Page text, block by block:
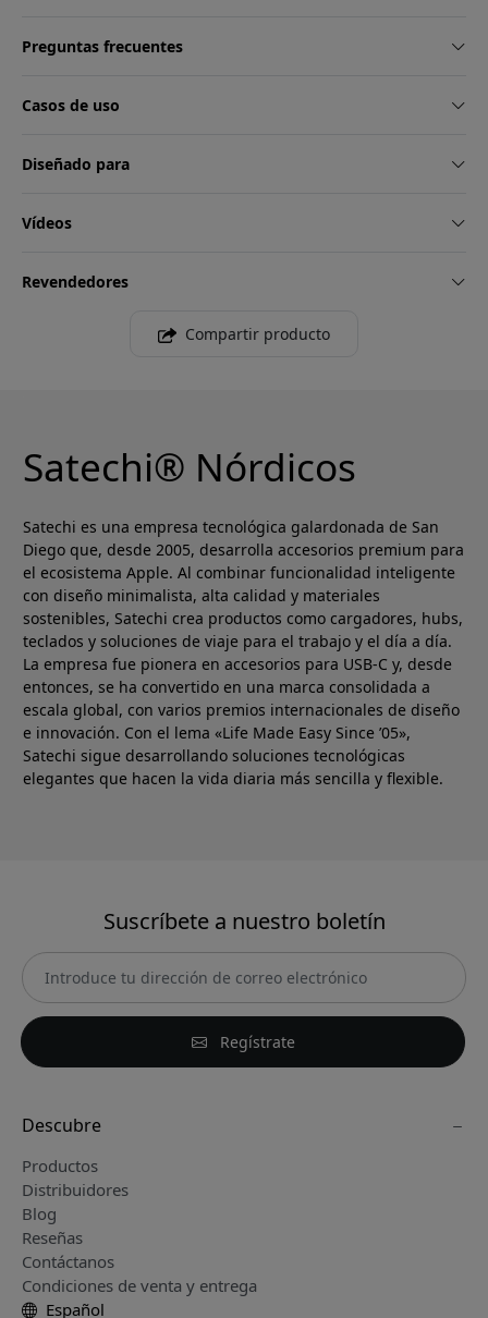
Preguntas frecuentes
Casos de uso
Diseñado para
Vídeos
Revendedores
Compartir producto
Satechi® Nórdicos
Satechi es una empresa tecnológica galardonada de San
Diego que, desde 2005, desarrolla accesorios premium para
el ecosistema Apple. Al combinar funcionalidad inteligente
con diseño minimalista, alta calidad y materiales
sostenibles, Satechi crea productos como cargadores, hubs,
teclados y soluciones de viaje para el trabajo y el día a día.
La empresa fue pionera en accesorios para USB-C y, desde
entonces, se ha convertido en una marca consolidada a
escala global, con varios premios internacionales de diseño
e innovación. Con el lema «Life Made Easy Since ’05»,
Satechi sigue desarrollando soluciones tecnológicas
elegantes que hacen la vida diaria más sencilla y flexible.
Suscríbete a nuestro boletín
Regístrate
Descubre
Productos
Distribuidores
Blog
Reseñas
Contáctanos
Condiciones de venta y entrega
Español